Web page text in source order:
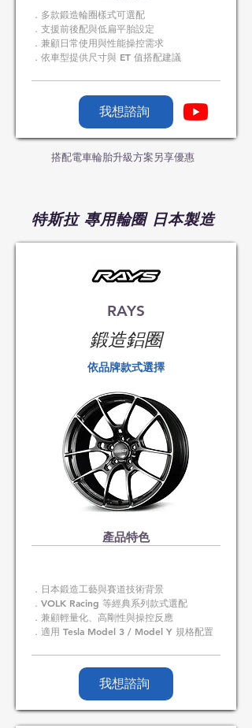
．多款鍛造輪圈樣式可選配
．支援前後配與低扁平胎設定
．兼顧日常使用與性能操控需求
．依車型提供尺寸與 ET 值搭配建議
我想諮詢
搭配電車輪胎升級方案另享優惠
特斯拉 專用輪圈 日本製造
RAYS
​鍛造鋁圈
​依品牌款式選擇
​產品特色
．日本鍛造工藝與賽道技術背景
．VOLK Racing 等經典系列款式選配
．兼顧輕量化、高剛性與操控反應
．適用 Tesla Model 3 / Model Y 規格配置
我想諮詢